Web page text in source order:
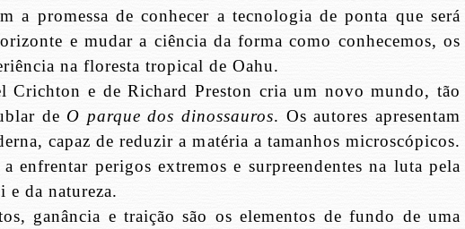
a promessa de conhecer a tecnologia de ponta que será
e mudar a ciência da forma como conhecemos, os
na floresta tropical de Oahu.
e de Richard Preston cria um novo mundo, tão
de O parque dos dinossauros. Os autores apresentam
capaz de reduzir a matéria a tamanhos microscópicos.
enfrentar perigos extremos e surpreendentes na luta pela
e da natureza.
ganância e traição são os elementos de fundo de uma